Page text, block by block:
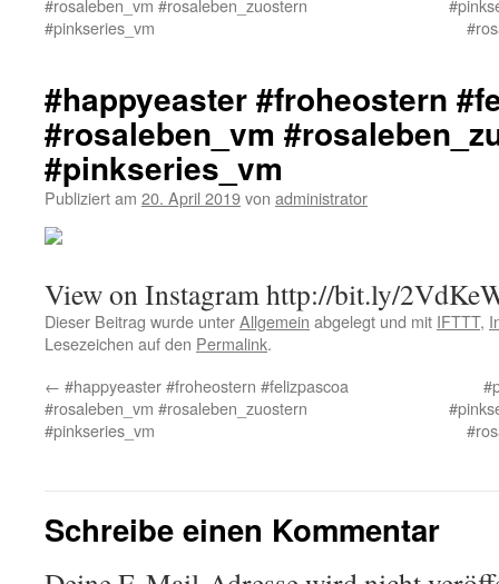
#rosaleben_vm #rosaleben_zuostern
#pinkseries_vm
#happyeaster #froheostern
#rosaleben_vm
#pinkseries_vm
Publiziert am 20. April 2019von administrator
View on Instagram http://bit.ly/
Dieser Beitrag wurde unterAllgemein abgelegt und mit IFTTT,
Lesezeichen auf den Permalink.
← #happyeaster #froheostern #felizpascoa
#rosaleben_vm #rosaleben_zuostern
#pinkseries_vm
Schreibe einen Kommentar